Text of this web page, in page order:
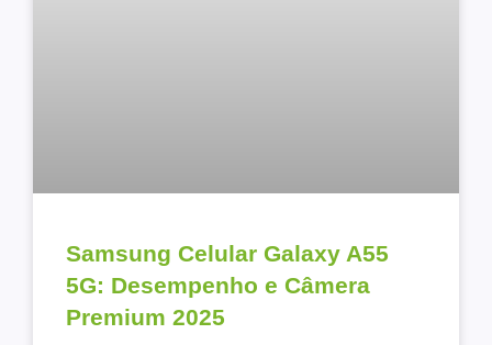
Samsung Celular Galaxy A55
5G: Desempenho e Câmera
Premium 2025